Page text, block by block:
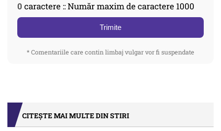
0 caractere :: Număr maxim de caractere 1000
Trimite
* Comentariile care contin limbaj vulgar vor fi suspendate
CITEȘTE MAI MULTE DIN STIRI